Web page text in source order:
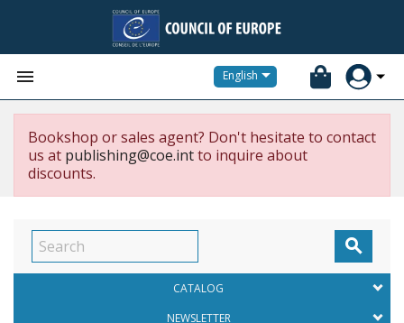
 English
Bookshop or sales agent? Don't hesitate to contact
us at publishing@coe.intto inquire about
discounts.

CATALOG
NEWSLETTER